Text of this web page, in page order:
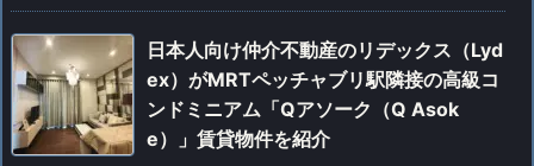
日本人向け仲介不動産のリデックス（Lyd
ex）がMRTペッチャブリ駅隣接の高級コ
ンドミニアム「Qアソーク（Q Asok
e）」賃貸物件を紹介